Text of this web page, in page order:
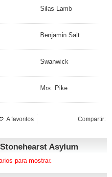
Silas Lamb
Benjamin Salt
Swanwick
Mrs. Pike
Compartir:
A favoritos
Asylum
para mostrar.